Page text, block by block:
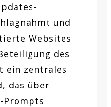
und
Websites
des
ein zentrales
das über
Prompts